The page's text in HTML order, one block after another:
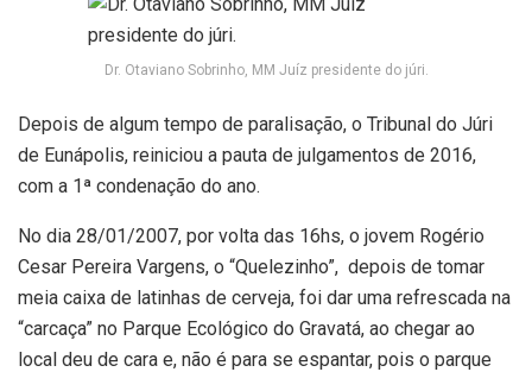
Dr. Otaviano Sobrinho, MM Juíz presidente do júri.
Depois de algum tempo de paralisação, o Tribunal do Júri
de Eunápolis, reiniciou a pauta de julgamentos de 2016,
com a 1ª condenação do ano.
No dia 28/01/2007, por volta das 16hs, o jovem Rogério
Cesar Pereira Vargens, o “Quelezinho”, depois de tomar
meia caixa de latinhas de cerveja, foi dar uma refrescada na
“carcaça” no Parque Ecológico do Gravatá, ao chegar ao
local deu de cara e, não é para se espantar, pois o parque